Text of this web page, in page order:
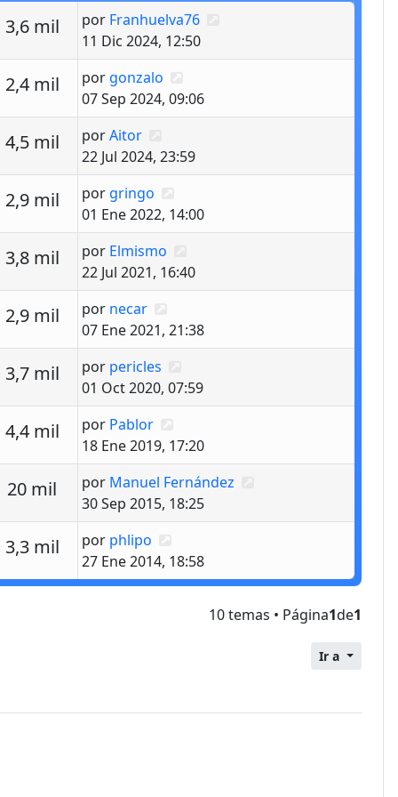
3,6 milVistasÚltimo mensaje
por Franhuelva76
11 Dic 2024, 12:50
2,4 milVistasÚltimo mensaje
por gonzalo
07 Sep 2024, 09:06
4,5 milVistasÚltimo mensaje
porAitor
22 Jul 2024, 23:59
2,9 milVistasÚltimo mensaje
por gringo
01 Ene 2022, 14:00
3,8 milVistasÚltimo mensaje
por Elmismo
22 Jul 2021, 16:40
2,9 milVistasÚltimo mensaje
por necar
07 Ene 2021, 21:38
3,7 milVistasÚltimo mensaje
por pericles
01 Oct 2020, 07:59
4,4 milVistasÚltimo mensaje
por Pablor
18 Ene 2019, 17:20
20 mil Vistas
Último mensaje
por Manuel Fernández
30 Sep 2015, 18:25
3,3 milVistasÚltimo mensaje
por phlipo
27 Ene 2014, 18:58
10 temas • Página1de1
Ir a